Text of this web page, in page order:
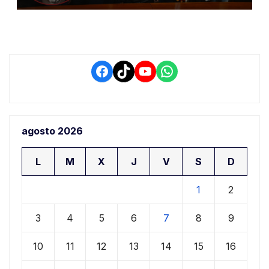
retrasos
Facebook
TikTokYouTube
WhatsApp
agosto 2026
L M X J V S D
1 2
3 4 5 6 7 8 9
10 11 12 13 14 15 16